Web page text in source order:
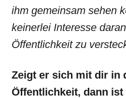
ihm gemeinsam sehen
keinerlei Interesse
Öffentlichkeit zu
Zeigt er sich mit dir in
Öffentlichkeit, dann